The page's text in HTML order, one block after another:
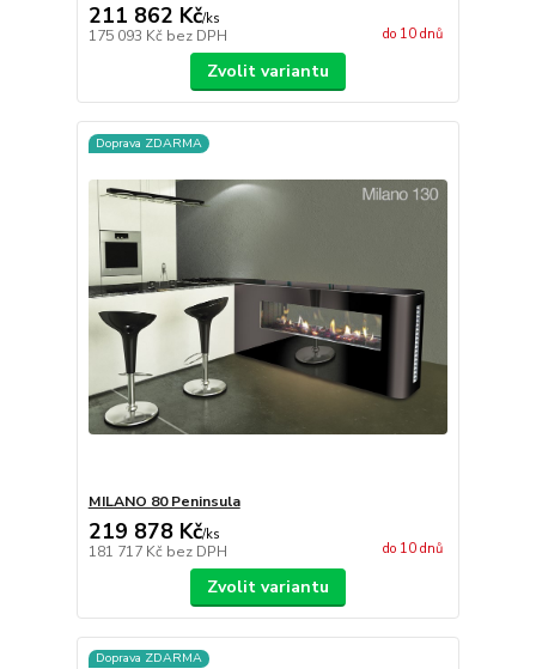
211 862 Kč/ks
175 093 Kč bez DPH do 10 dnů
Zvolit variantu
Doprava ZDARMA
MILANO 80 Peninsula
219 878 Kč/ks
181 717 Kč bez DPH do 10 dnů
Zvolit variantu
Doprava ZDARMA